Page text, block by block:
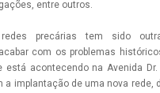
entre outros.
precárias tem sido
com os problemas
está acontecendo na Avenida
a implantação de uma nova rede,